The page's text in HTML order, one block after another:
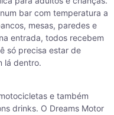
bar com temperatura a
mesas, paredes e
entrada, todos recebem
só precisa estar de
lá dentro.
e também
drinks. O Dreams Motor